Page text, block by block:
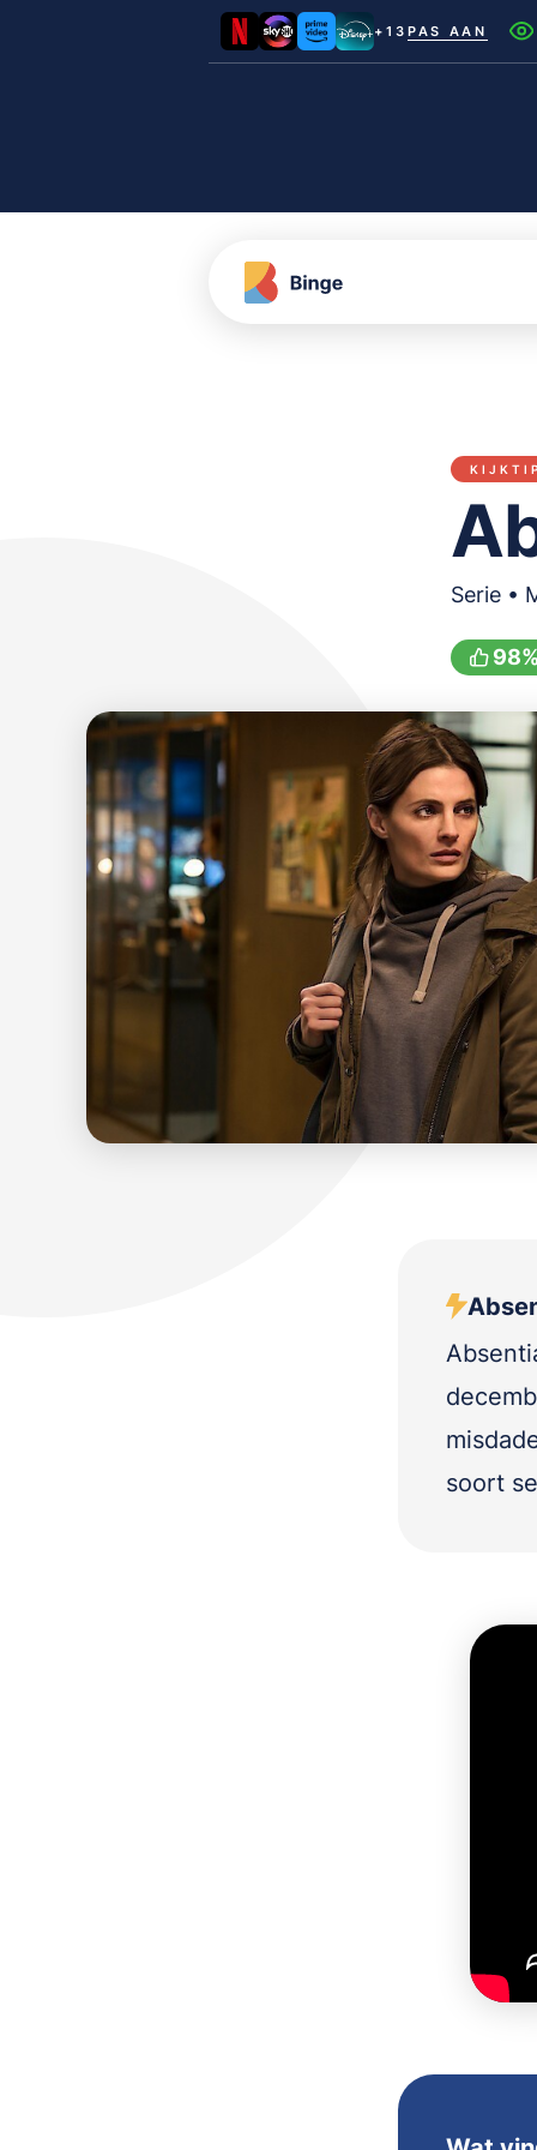
+13 PAS AAN
Netflix
Serie •
98
soort